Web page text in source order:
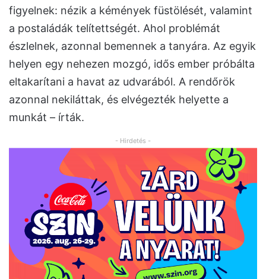
figyelnek: nézik a kémények füstölését, valamint
a postaládák telítettségét. Ahol problémát
észlelnek, azonnal bemennek a tanyára. Az egyik
helyen egy nehezen mozgó, idős ember próbálta
eltakarítani a havat az udvarából. A rendőrök
azonnal nekiláttak, és elvégezték helyette a
munkát – írták.
- Hirdetés -